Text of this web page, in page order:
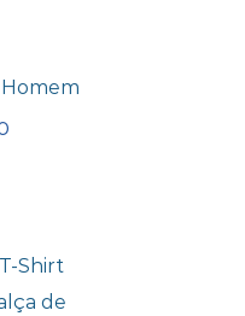
Shirt
de